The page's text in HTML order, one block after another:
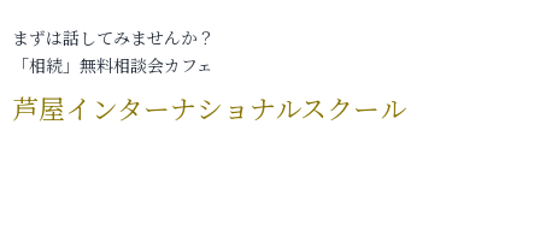
まずは話してみませんか？
「相続」無料相談会カフェ
芦屋インターナショナルスクール